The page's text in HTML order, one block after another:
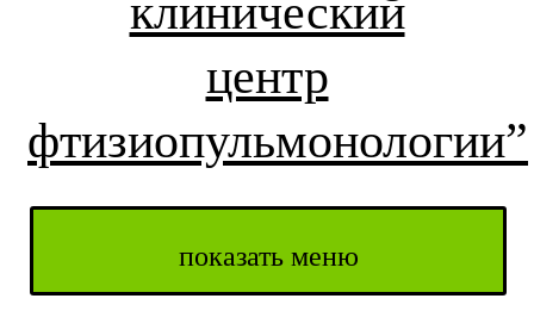
клинический
центр
фтизиопульмонологии”
показать меню